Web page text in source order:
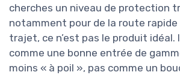
cherches un niveau de protection
notamment pour de la route rapide
trajet, ce n’est pas le produit idéal.
comme une bonne entrée de
moins « à poil », pas comme un